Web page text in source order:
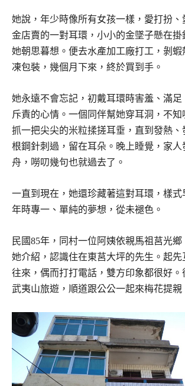
她說，年少時像所有女孩一樣，愛打扮、
金店賣的一對耳環，小小的金墜子懸在
她朝思暮想。便去水產加工廠打工，剝
凍包裝，幾個月下來，終於買到手。
她永遠不會忘記，初戴耳環時害羞、滿足
斥責的心情。一個同伴幫她穿耳洞，不
抓一把尖尖的米粒揉搓耳垂，直到發熱
根鋼針刺過，留在耳朵。晚上睡覺，家
舟，嘮叨幾句也就過去了。
一直到現在，她還珍藏著這對耳環，樣式
年時專一、單純的夢想，從未褪色。
民國85年，同村一位阿姨依親馬祖莒光
她介紹，認識住在東莒大坪的先生。起
往來，偶而打打電話，雙方印象都很好
武夷山旅遊，順道跟公公一起來梅花提親